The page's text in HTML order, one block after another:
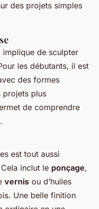
des projets simples
implique de sculpter
les débutants, il est
des formes
projets plus
de comprendre
est tout aussi
inclut le ponçage,
vernis ou d’huiles
Une belle finition